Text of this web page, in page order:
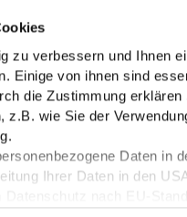
zu verbessern und Ihnen
Einige von ihnen sind
die Zustimmung
z.B. wie Sie der
Daten in
Ihrer Daten in den
eine Reihe etablierter
nationale
stärkt nicht nur